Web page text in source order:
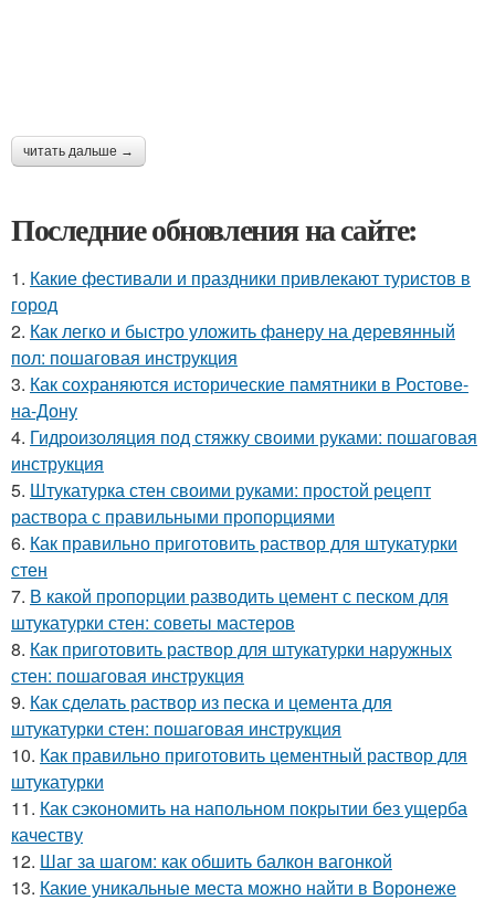
читать дальше →
Последние обновления на сайте:
1. Какие фестивали и праздники привлекают туристов в
город
2. Как легко и быстро уложить фанеру на деревянный
пол: пошаговая инструкция
3. Как сохраняются исторические памятники в Ростове-
на-Дону
4. Гидроизоляция под стяжку своими руками: пошаговая
инструкция
5. Штукатурка стен своими руками: простой рецепт
раствора с правильными пропорциями
6. Как правильно приготовить раствор для штукатурки
стен
7. В какой пропорции разводить цемент с песком для
штукатурки стен: советы мастеров
8. Как приготовить раствор для штукатурки наружных
стен: пошаговая инструкция
9. Как сделать раствор из песка и цемента для
штукатурки стен: пошаговая инструкция
10. Как правильно приготовить цементный раствор для
штукатурки
11. Как сэкономить на напольном покрытии без ущерба
качеству
12. Шаг за шагом: как обшить балкон вагонкой
13. Какие уникальные места можно найти в Воронеже